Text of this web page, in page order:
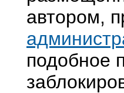
автором,
подобное